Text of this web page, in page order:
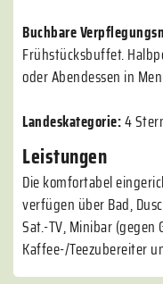
Buchbare
Frühstücksbuffet.
oder Abendessen in
Landeskategorie:4
Leistungen
Die komfortabel
verfügen über Bad,
Sat.-TV, Minibar (gegen
Kaffee-/Teezubereiter